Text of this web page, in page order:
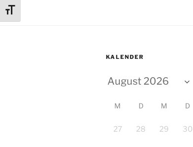
Schrift vergrößern
KALENDER
M D M D
27 28 29 30